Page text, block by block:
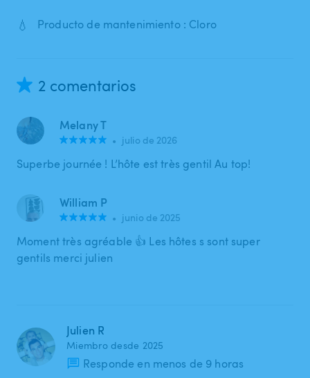
💧 Producto de mantenimiento : Cloro
2 comentarios
Melany T
• julio de 2026
Superbe journée ! L’hôte est très gentil Au top!
William P
• junio de 2025
Moment très agréable 👍 Les hôtes s sont super
gentils merci julien
Julien R
Miembro desde 2025
Responde en menos de 9 horas